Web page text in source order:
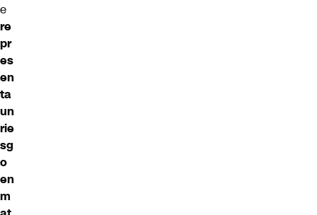
e
re
pr
es
en
ta
un
rie
sg
o
en
m